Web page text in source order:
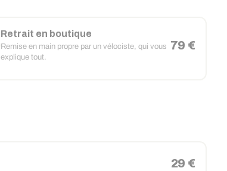
Retrait en boutique
Remise en main propre par un vélociste, qui vous
explique tout.
79 €
29 €